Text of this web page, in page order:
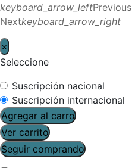
keyboard_arrow_leftPrevious
Nextkeyboard_arrow_right
×
Seleccione
Suscripción nacional
Suscripción internacional
Agregar al carro
Ver carrito
Seguir comprando